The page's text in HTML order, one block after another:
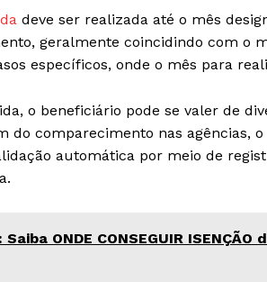
deve ser realizada até o mês
geralmente coincidindo com o
específicos, onde o mês para
o beneficiário pode se valer de
do comparecimento nas agências,
automática por meio de
Saiba ONDE CONSEGUIR ISENÇÃO